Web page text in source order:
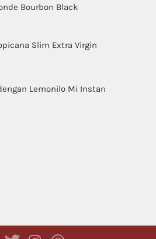
Bourbon Black
Slim Extra Virgin
Lemonilo Mi Instan